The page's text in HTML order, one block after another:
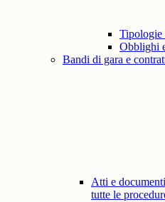
Obblighi
Bandi di gara e
Atti e
tutte le